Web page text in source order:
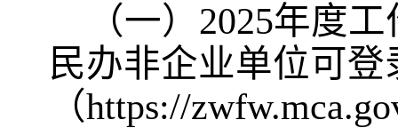
（一） 2025年度
民办非企业单位可登
（https://